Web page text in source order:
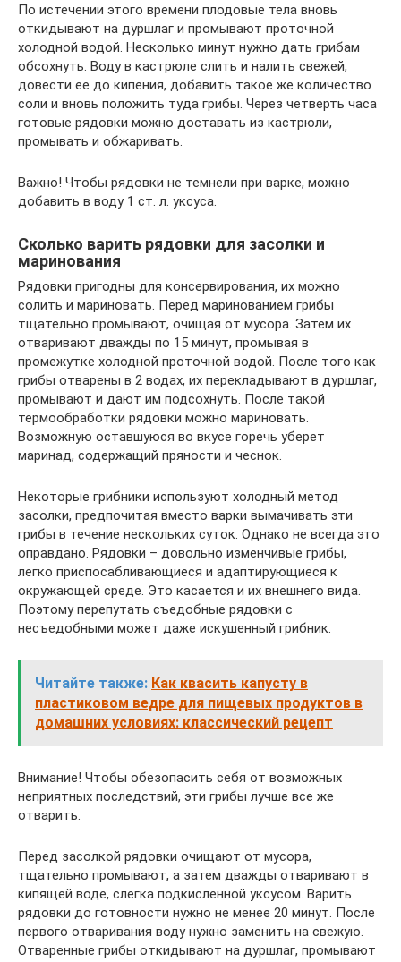
По истечении этого времени плодовые тела вновь
откидывают на дуршлаг и промывают проточной
холодной водой. Несколько минут нужно дать грибам
обсохнуть. Воду в кастрюле слить и налить свежей,
довести ее до кипения, добавить такое же количество
соли и вновь положить туда грибы. Через четверть часа
готовые рядовки можно доставать из кастрюли,
промывать и обжаривать.
Важно! Чтобы рядовки не темнели при варке, можно
добавить в воду 1 ст. л. уксуса.
Сколько варить рядовки для засолки и
маринования
Рядовки пригодны для консервирования, их можно
солить и мариновать. Перед маринованием грибы
тщательно промывают, очищая от мусора. Затем их
отваривают дважды по 15 минут, промывая в
промежутке холодной проточной водой. После того как
грибы отварены в 2 водах, их перекладывают в дуршлаг,
промывают и дают им подсохнуть. После такой
термообработки рядовки можно мариновать.
Возможную оставшуюся во вкусе горечь уберет
маринад, содержащий пряности и чеснок.
Некоторые грибники используют холодный метод
засолки, предпочитая вместо варки вымачивать эти
грибы в течение нескольких суток. Однако не всегда это
оправдано. Рядовки – довольно изменчивые грибы,
легко приспосабливающиеся и адаптирующиеся к
окружающей среде. Это касается и их внешнего вида.
Поэтому перепутать съедобные рядовки с
несъедобными может даже искушенный грибник.
Читайте также: Как квасить капусту в
пластиковом ведре для пищевых продуктов в
домашних условиях: классический рецепт
Внимание! Чтобы обезопасить себя от возможных
неприятных последствий, эти грибы лучше все же
отварить.
Перед засолкой рядовки очищают от мусора,
тщательно промывают, а затем дважды отваривают в
кипящей воде, слегка подкисленной уксусом. Варить
рядовки до готовности нужно не менее 20 минут. После
первого отваривания воду нужно заменить на свежую.
Отваренные грибы откидывают на дуршлаг, промывают